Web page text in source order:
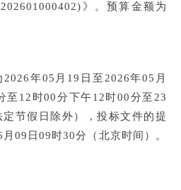
》。预算金额为
年05月19日至2026年05月
至12时00分下午12时00分至23
节假日除外），投标文件的提
09日09时30分（北京时间）。